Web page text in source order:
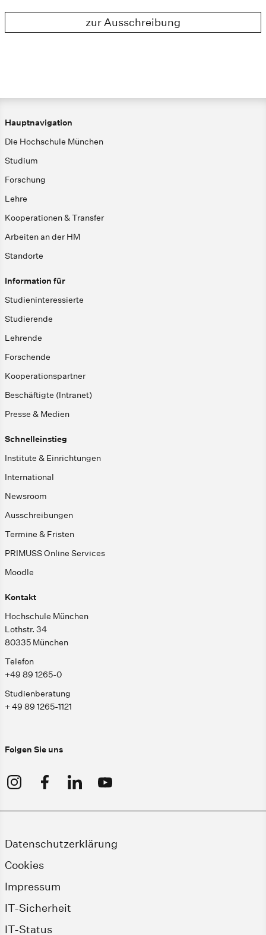
zur Ausschreibung
Hauptnavigation
Die Hochschule München
Studium
Forschung
Lehre
Kooperationen & Transfer
Arbeiten an der HM
Standorte
Information für
Studieninteressierte
Studierende
Lehrende
Forschende
Kooperationspartner
Beschäftigte (Intranet)
Presse & Medien
Schnelleinstieg
Institute & Einrichtungen
International
Newsroom
Ausschreibungen
Termine & Fristen
PRIMUSS Online Services
Moodle
Kontakt
Hochschule München
Lothstr. 34
80335 München
Telefon
+49 89 1265-0
Studienberatung
+ 49 89 1265-1121
Folgen Sie uns
Datenschutzerklärung
Cookies
Impressum
IT-Sicherheit
IT-Status